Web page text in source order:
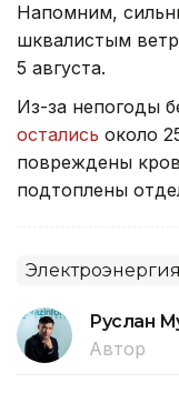
Напомним,
шквалистым
5 августа.
Из-за непогоды
остались около
повреждены
подтоплены
Электроэнергия
Руслан
Автор